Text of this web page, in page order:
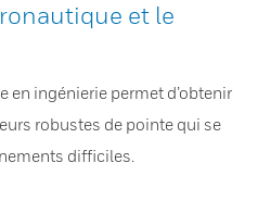
et le
en ingénierie permet d’obtenir
robustes de pointe qui se
difficiles.